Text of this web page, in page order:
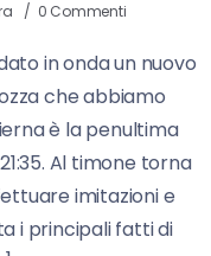
0 Commenti
in onda un nuovo
che abbiamo
è la penultima
Al timone torna
imitazioni e
i principali fatti di